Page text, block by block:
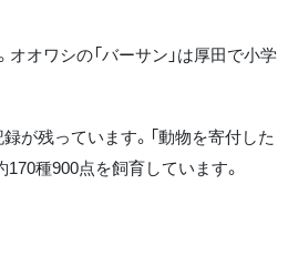
オワシの「バーサン」は厚田で小学
が残っています。「動物を寄付した
170種900点を飼育しています。